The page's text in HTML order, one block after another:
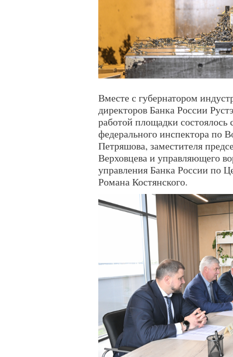
Вместе с губернатором
директоров Банка России
работой площадки состоялось
федерального инспектора по
Петряшова, заместителя
Верховцева и управляющего
управления Банка России по
Романа Костянского.